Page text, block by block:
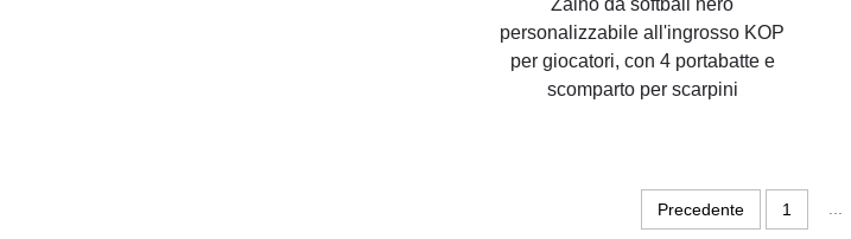
Zaino da softball nero
personalizzabile all'ingrosso KOP
per giocatori, con 4 portabatte e
scomparto per scarpini
Precedente 1